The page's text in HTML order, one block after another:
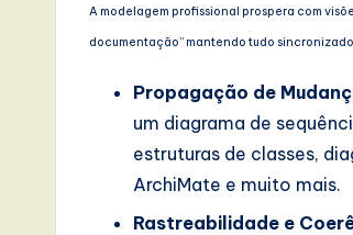
A modelagem profissional prospera com
documentação” mantendo tudo
Propagação de
um diagrama de
estruturas de classes,
ArchiMate e muito mais.
Rastreabilidade e